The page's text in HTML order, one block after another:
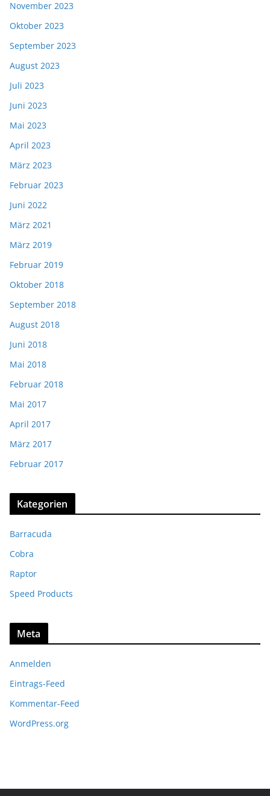
November 2023
Oktober 2023
September 2023
August 2023
Juli 2023
Juni 2023
Mai 2023
April 2023
März 2023
Februar 2023
Juni 2022
März 2021
März 2019
Februar 2019
Oktober 2018
September 2018
August 2018
Juni 2018
Mai 2018
Februar 2018
Mai 2017
April 2017
März 2017
Februar 2017
Kategorien
Barracuda
Cobra
Raptor
Speed Products
Meta
Anmelden
Eintrags-Feed
Kommentar-Feed
WordPress.org